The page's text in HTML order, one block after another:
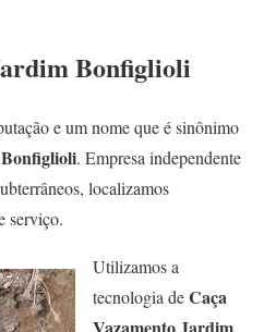
Bonfiglioli
e um nome que é sinônimo
. Empresa independente
localizamos
serviço.
Utilizamos a
tecnologia deCaça
Vazamento Jardim